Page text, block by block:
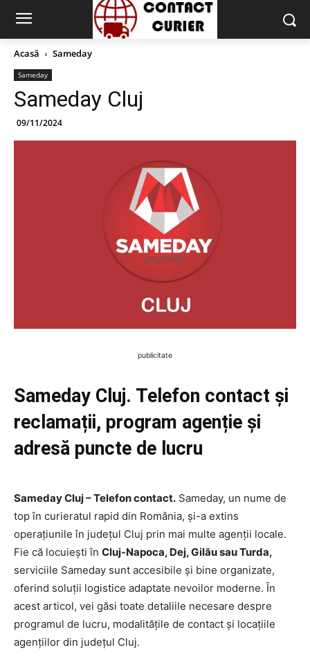
Acasă Sameday
Sameday
Sameday Cluj
09/11/2024
publicitate
Sameday Cluj. Telefon contact și
reclamații, program agenție și
adresă puncte de lucru
Sameday Cluj – Telefon contact. Sameday, un nume de
top în curieratul rapid din România, și-a extins
operațiunile în județul Cluj prin mai multe agenții locale.
Fie că locuiești în Cluj-Napoca, Dej, Gilău sau Turda,
serviciile Sameday sunt accesibile și bine organizate,
oferind soluții logistice adaptate nevoilor moderne. În
acest articol, vei găsi toate detaliile necesare despre
programul de lucru, modalitățile de contact și locațiile
agențiilor din județul Cluj.